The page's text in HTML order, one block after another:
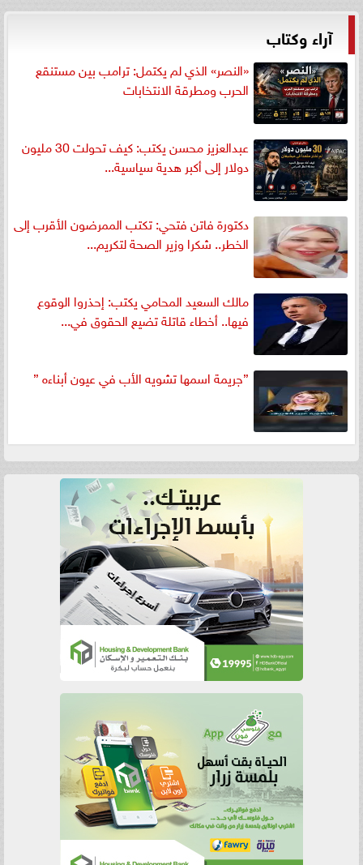
آراء وكتاب
«النصر» الذي لم يكتمل: ترامب بين مستنقع
الحرب ومطرقة الانتخابات
عبدالعزيز محسن يكتب: كيف تحولت 30 مليون
دولار إلى أكبر هدية سياسية...
دكتورة فاتن فتحي: تكتب الممرضون الأقرب إلى
الخطر.. شكرا وزير الصحة لتكريم...
مالك السعيد المحامي يكتب: إحذروا الوقوع
فيها.. أخطاء قاتلة تضيع الحقوق في...
”جريمة اسمها تشويه الأب في عيون أبناءه ”